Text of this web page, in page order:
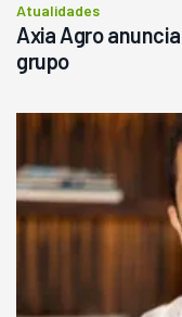
Atualidades
Axia Agro
grupo